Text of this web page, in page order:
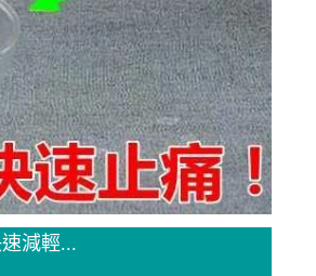
減輕...